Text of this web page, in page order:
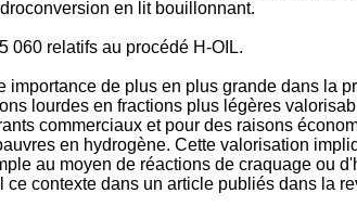
en lit bouillonnant.
060 relatifs au procédé H-OIL.
de plus en plus grande dans la
lourdes en fractions plus légères
commerciaux et pour des raisons
en hydrogène. Cette valorisation
au moyen de réactions de craquage ou
contexte dans un article publiés dans la